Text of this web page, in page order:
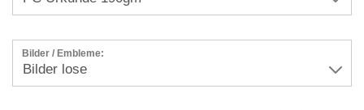
Bilder / Embleme: